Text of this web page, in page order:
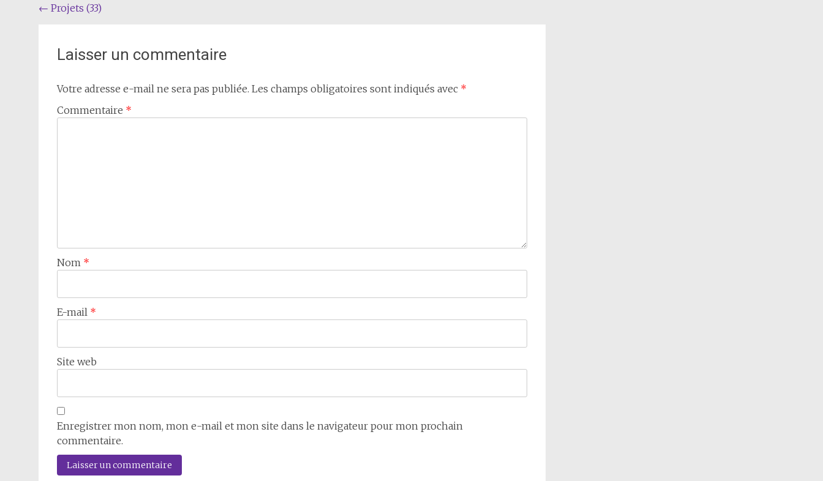
Navigation
l'article
← Projets (33)
Laisser un commentaire
Votre adresse e-mail ne sera pas publiée. Les champs obligatoires sont indiqués avec *
Commentaire *
Nom *
E-mail *
Site web
Enregistrer mon nom, mon e-mail et mon site dans le navigateur pour mon prochain
commentaire.